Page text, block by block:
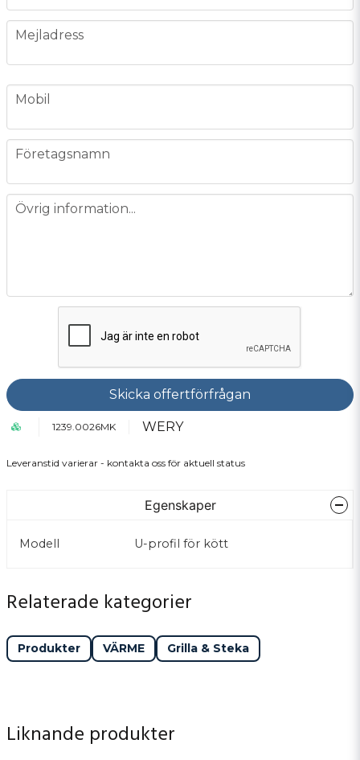
email
Mejladress
phone
Mobil
company
Företagsnamn
message
Övrig information...
Skicka offertförfrågan
1239.0026MK WERY
Leveranstid varierar - kontakta oss för aktuell status
Egenskaper
Modell U-profil för kött
Relaterade kategorier
Produkter VÄRME Grilla & Steka
Liknande produkter